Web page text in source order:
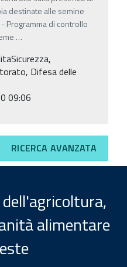
destinate alle semine
Programma di controllo
…
Difesa delle
09:06
RICERCA AVANZATA
alimentare